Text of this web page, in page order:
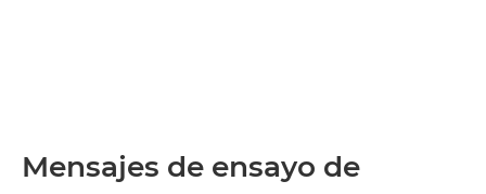
Mensajes de ensayo de